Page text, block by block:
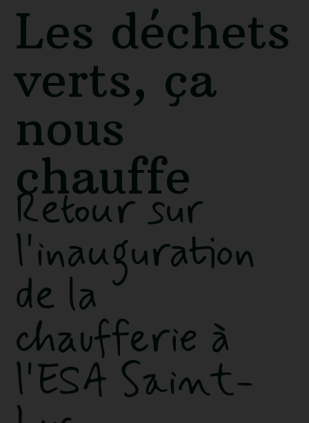
Les déchets
verts, ça
nous
chauffe
Retour sur
l'inauguration
de la
chaufferie à
l'ESA Saint-